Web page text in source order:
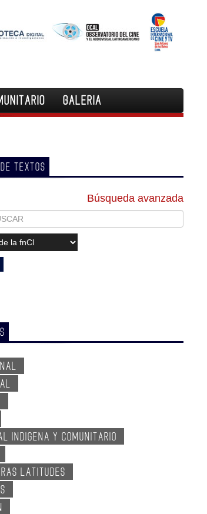
GALERIA
TEXTOS
Búsqueda avanzada
INDIGENA Y COMUNITARIO
LATITUDES